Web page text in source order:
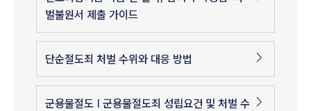
벌불원서 제출 가이드
단순절도죄 처벌 수위와 대응 방법
군용물절도 | 군용물절도죄 성립요건 및 처벌 수